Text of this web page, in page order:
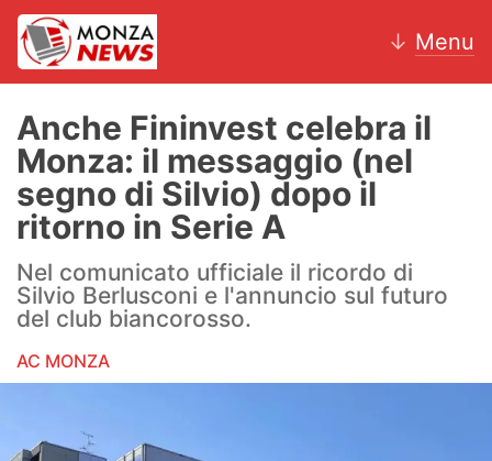
↓ Menu
News
AC Monza
Calcio
Motori
Volley
Hockey
Anche Fininvest celebra il
Monza: il messaggio (nel
segno di Silvio) dopo il
ritorno in Serie A
Nel comunicato ufficiale il ricordo di
Silvio Berlusconi e l'annuncio sul futuro
del club biancorosso.
AC MONZA